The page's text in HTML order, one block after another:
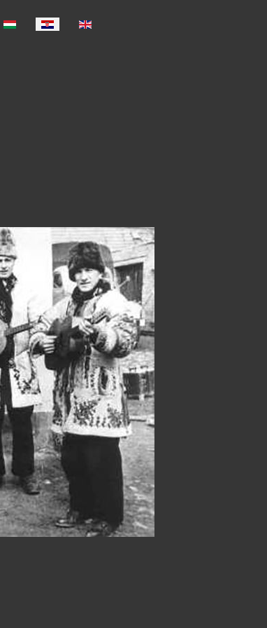
Select your language